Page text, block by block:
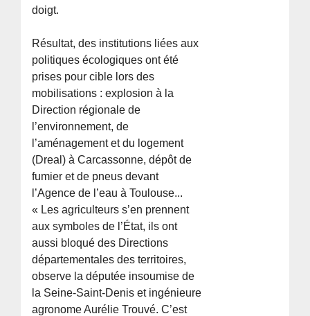
doigt.
Résultat, des institutions liées aux
politiques écologiques ont été
prises pour cible lors des
mobilisations : explosion à la
Direction régionale de
l’environnement, de
l’aménagement et du logement
(Dreal) à Carcassonne, dépôt de
fumier et de pneus devant
l’Agence de l’eau à Toulouse...
« Les agriculteurs s’en prennent
aux symboles de l’État, ils ont
aussi bloqué des Directions
départementales des territoires,
observe la députée insoumise de
la Seine-Saint-Denis et ingénieure
agronome Aurélie Trouvé. C’est